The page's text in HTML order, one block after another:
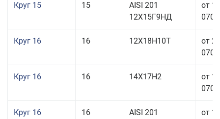
Круг 15 15
AISI 201
12Х15Г9НД
от
Круг 16 16 12Х18Н10Т
от
Круг 16 16 14Х17Н2
от
Круг 16 16
AISI 201
от